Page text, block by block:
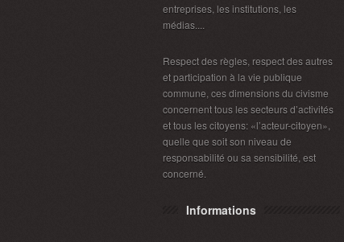
entreprises, les institutions, les
médias....
Respect des règles, respect des autres
et participation à la vie publique
commune, ces dimensions du civisme
concernent tous les secteurs d’activités
et tous les citoyens: «l’acteur-citoyen»,
quelle que soit son niveau de
responsabilité ou sa sensibilité, est
concerné.
Informations